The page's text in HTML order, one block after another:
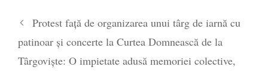
Protest față de organizarea unui târg de iarnă cu
patinoar și concerte la Curtea Domnească de la
Târgoviște: O impietate adusă memoriei colective,